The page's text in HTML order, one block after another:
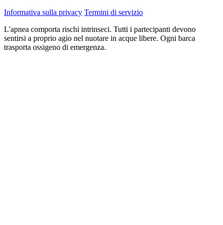
Informativa sulla privacy Termini di servizio
L'apnea comporta rischi intrinseci. Tutti i partecipanti devono
sentirsi a proprio agio nel nuotare in acque libere. Ogni barca
trasporta ossigeno di emergenza.